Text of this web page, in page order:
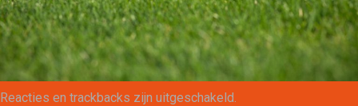
Reacties en trackbacks zijn uitgeschakeld.